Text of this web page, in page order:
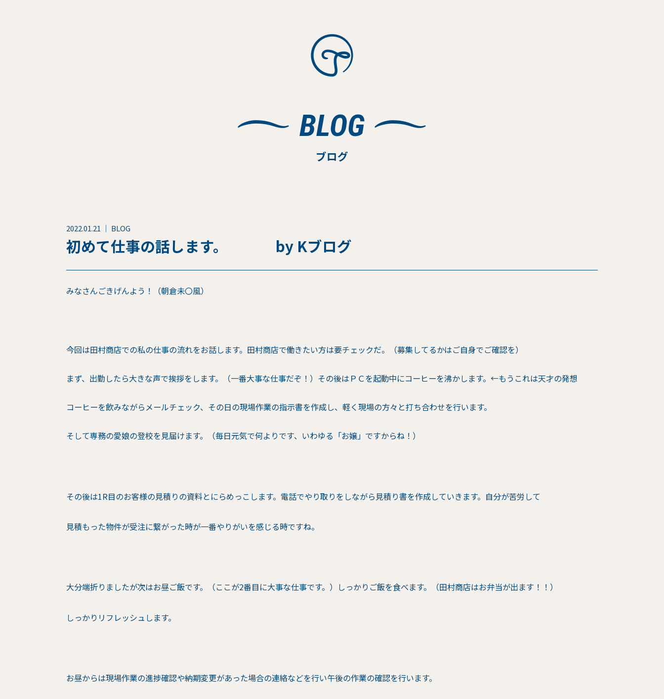
BLOG
ブログ
2022.01.21 ｜ BLOG
初めて仕事の話します。 by Kブログ
みなさんごきげんよう！（朝倉未〇風）
今回は田村商店での私の仕事の流れをお話します。田村商店で働きたい方は要チェックだ。（募集してるかはご自身でご確認を）
まず、出勤したら大きな声で挨拶をします。（一番大事な仕事だぞ！）その後はＰＣを起動中にコーヒーを沸かします。←もうこれは天才の発想
コーヒーを飲みながらメールチェック、その日の現場作業の指示書を作成し、軽く現場の方々と打ち合わせを行います。
そして専務の愛娘の登校を見届けます。（毎日元気で何よりです、いわゆる「お嬢」ですからね！）
その後は1R目のお客様の見積りの資料とにらめっこします。電話でやり取りをしながら見積り書を作成していきます。自分が苦労して
見積もった物件が受注に繋がった時が一番やりがいを感じる時ですね。
大分端折りましたが次はお昼ご飯です。（ここが2番目に大事な仕事です。）しっかりご飯を食べます。（田村商店はお弁当が出ます！！）
しっかりリフレッシュします。
お昼からは現場作業の進捗確認や納期変更があった場合の連絡などを行い午後の作業の確認を行います。